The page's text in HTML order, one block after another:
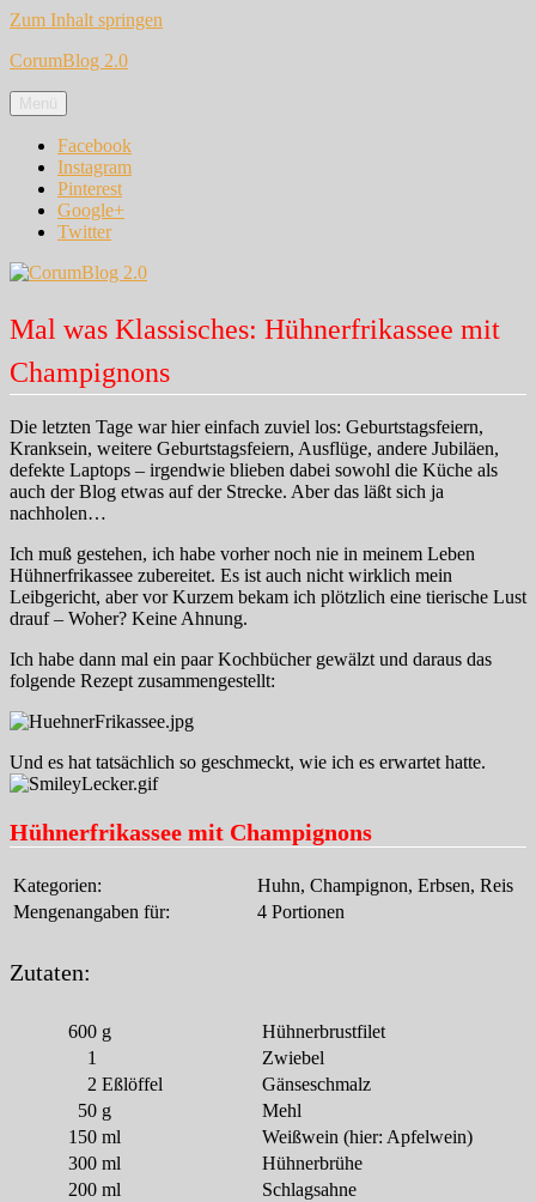
Zum Inhalt springen
CorumBlog 2.0
Menü
Facebook
Instagram
Pinterest
Google+
Twitter
Mal was Klassisches: Hühnerfrikassee mit
Champignons
Die letzten Tage war hier einfach zuviel los: Geburtstagsfeiern,
Kranksein, weitere Geburtstagsfeiern, Ausflüge, andere Jubiläen,
defekte Laptops – irgendwie blieben dabei sowohl die Küche als
auch der Blog etwas auf der Strecke. Aber das läßt sich ja
nachholen…
Ich muß gestehen, ich habe vorher noch nie in meinem Leben
Hühnerfrikassee zubereitet. Es ist auch nicht wirklich mein
Leibgericht, aber vor Kurzem bekam ich plötzlich eine tierische Lust
drauf – Woher? Keine Ahnung.
Ich habe dann mal ein paar Kochbücher gewälzt und daraus das
folgende Rezept zusammengestellt:
Und es hat tatsächlich so geschmeckt, wie ich es erwartet hatte.
Hühnerfrikassee mit Champignons
Kategorien:
Huhn, Champignon, Erbsen, Reis
Mengenangaben für:
4 Portionen
Zutaten:
600 g
Hühnerbrustfilet
1
Zwiebel
2 Eßlöffel
Gänseschmalz
50 g
Mehl
150 ml
Weißwein (hier: Apfelwein)
300 ml
Hühnerbrühe
200 ml
Schlagsahne